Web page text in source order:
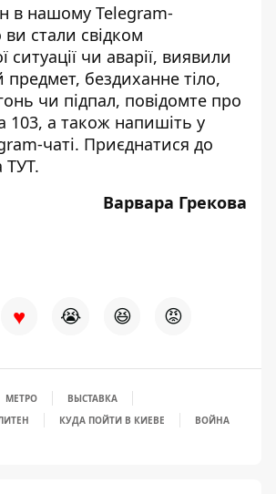
в нашому Telegram-
стали свідком
ситуації чи аварії, виявили
бездиханне тіло,
чи підпал, повідомте про
103, а також напишіть у
чаті. Приєднатися до
ТУТ.
Варвара Грекова
♥ 😭 😆 😡
МЕТРО
ВЫСТАВКА
КУДА ПОЙТИ В КИЕВЕ ВОЙНА